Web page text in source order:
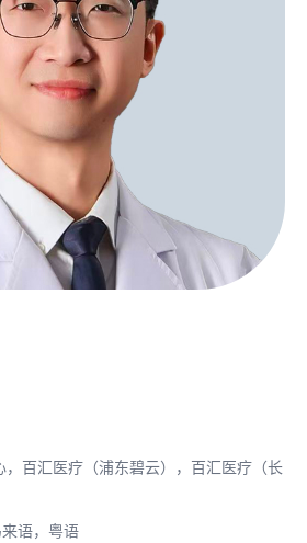
百汇医疗（浦东碧云），百汇医疗（长
语，粤语